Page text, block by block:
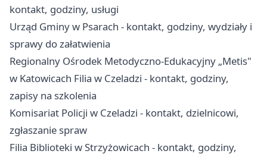
kontakt, godziny, usługi
Urząd Gminy w Psarach - kontakt, godziny, wydziały i
sprawy do załatwienia
Regionalny Ośrodek Metodyczno-Edukacyjny „Metis"
w Katowicach Filia w Czeladzi - kontakt, godziny,
zapisy na szkolenia
Komisariat Policji w Czeladzi - kontakt, dzielnicowi,
zgłaszanie spraw
Filia Biblioteki w Strzyżowicach - kontakt, godziny,